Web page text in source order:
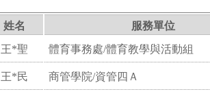
姓名 服務單位
王*聖 體育事務處/體育教學與活動組
王*民 商管學院/資管四Ａ